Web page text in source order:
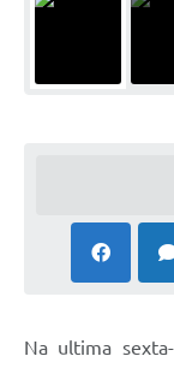
Na ultima